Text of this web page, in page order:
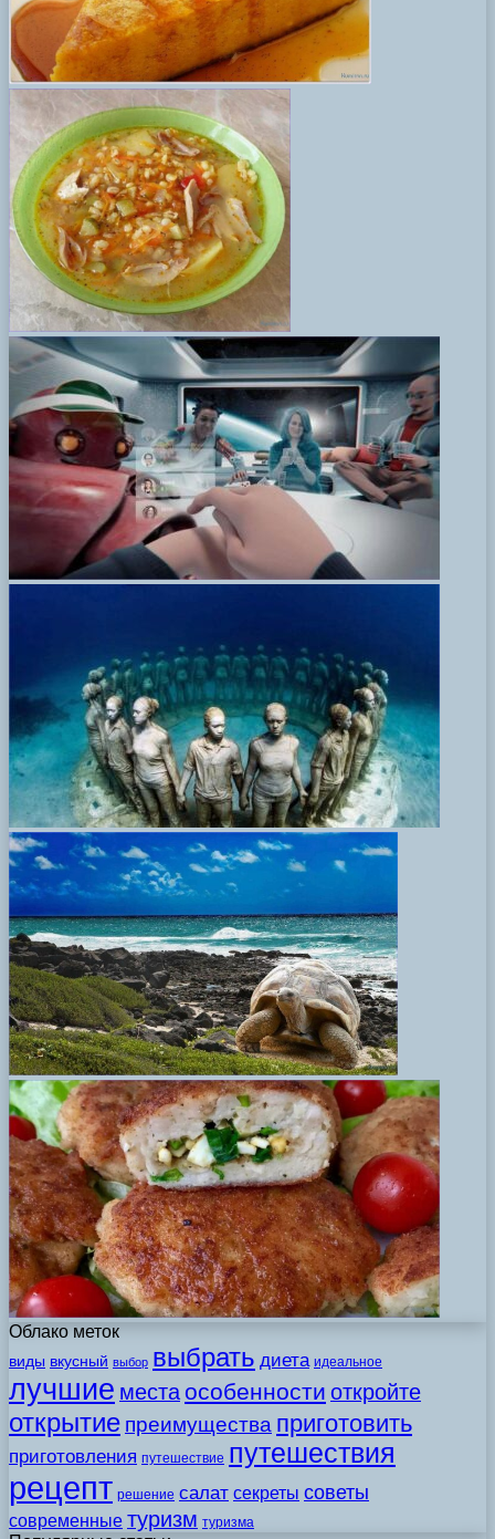
Облако меток
виды вкусный выбор выбрать диета идеальное
лучшие места особенности откройте
открытие преимущества приготовить
приготовления путешествие путешествия
рецепт решение салат секреты советы
современные туризм туризма